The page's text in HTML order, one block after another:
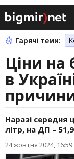
Гарячі теми:
Ціни на
в
Наразі середня
літр, на ДП –
24 жовтня 2024, 16:59